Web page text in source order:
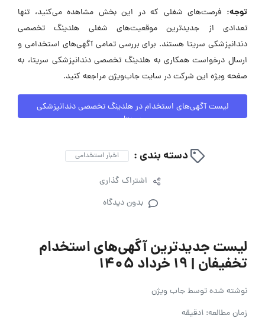
توجه: فرصت‌های شغلی که در این بخش مشاهده می‌کنید، تنها
تعدادی از جدیدترین موقعیت‌های شغلی هلدینگ تخصصی
دندانپزشکی سریتا هستند. برای بررسی تمامی آگهی‌های استخدامی و
ارسال درخواست همکاری به هلدینگ تخصصی دندانپزشکی سریتا، به
صفحه ویژه این شرکت در سایت جاب‌ویژن مراجعه کنید.
لیست آگهی‌های استخدام در هلدینگ تخصصی دندانپزشکی
سریتا
دسته بندی : اخبار استخدامی
اشتراک گذاری
بدون دیدگاه
لیست جدیدترین آگهی‌های استخدام
تخفیفان | ۱۹ خرداد ۱۴۰۵
نوشته شده توسطجاب ویژن
زمان مطالعه: 1دقیقه